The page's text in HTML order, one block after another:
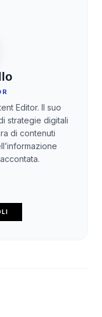
Editor. Il suo
strategie digitali
di contenuti